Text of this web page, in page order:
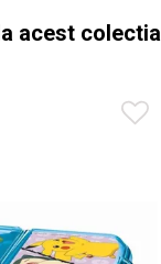
acest colectia